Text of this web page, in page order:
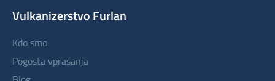
Vulkanizerstvo Furlan
kdo smo
pogosta vprašanja